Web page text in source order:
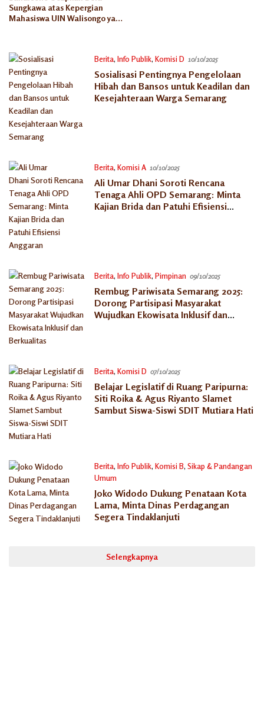
Sungkawa atas Kepergian
Mahasiswa UIN Walisongo yang
Berita, Info Publik, Komisi D 10/10/2025
Sosialisasi Pentingnya Pengelolaan
Hibah dan Bansos untuk Keadilan dan
Kesejahteraan Warga Semarang
Berita, Komisi A 10/10/2025
Ali Umar Dhani Soroti Rencana
Tenaga Ahli OPD Semarang: Minta
Kajian Brida dan Patuhi Efisiensi
Berita, Info Publik, Pimpinan 09/10/2025
Rembug Pariwisata Semarang 2025:
Dorong Partisipasi Masyarakat
Wujudkan Ekowisata Inklusif dan
Berita, Komisi D 07/10/2025
Belajar Legislatif di Ruang Paripurna:
Siti Roika & Agus Riyanto Slamet
Sambut Siswa-Siswi SDIT Mutiara Hati
Berita, Info Publik, Komisi B, Sikap & Pandangan
Umum
26/08/2025
Joko Widodo Dukung Penataan Kota
Lama, Minta Dinas Perdagangan
Segera Tindaklanjuti
Selengkapnya